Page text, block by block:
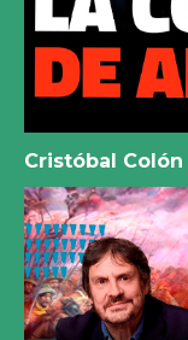
Cristóbal Colón